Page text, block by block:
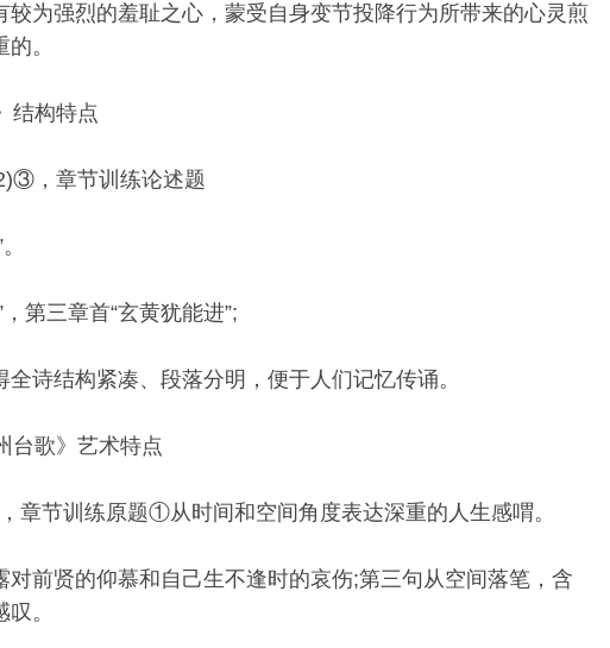
较为强烈的羞耻之心，蒙受自身变节投降行为所带来的心灵煎
。
结构特点
，章节训练论述题
第三章首“玄黄犹能进”;
诗结构紧凑、段落分明，便于人们记忆传诵。
台歌》艺术特点
章节训练原题①从时间和空间角度表达深重的人生感喟。
对前贤的仰慕和自己生不逢时的哀伤;第三句从空间落笔，含
。